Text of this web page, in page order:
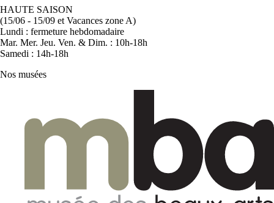
HAUTE SAISON
(15/06 - 15/09 et Vacances zone A)
Lundi : fermeture hebdomadaire
Mar. Mer. Jeu. Ven. & Dim. : 10h-18h
Samedi : 14h-18h
Nos musées